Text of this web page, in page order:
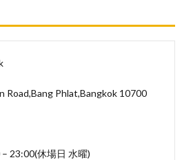
Road,Bang Phlat,Bangkok 10700
23:00(休場日 水曜)